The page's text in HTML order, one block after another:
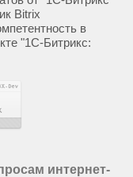
Bitrix
в
"1С-Битрикс:
интернет-